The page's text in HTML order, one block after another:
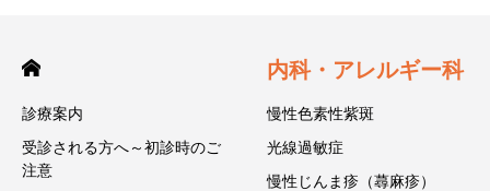
診療案内
受診される方へ～初診時のご
注意
内科・アレルギー科
慢性色素性紫斑
光線過敏症
慢性じんま疹（蕁麻疹）